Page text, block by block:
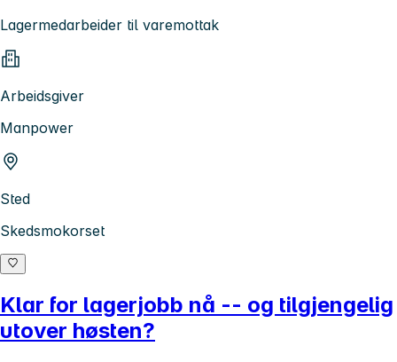
Lagermedarbeider til varemottak
Arbeidsgiver
Manpower
Sted
Skedsmokorset
Klar for lagerjobb nå -- og tilgjengelig
utover høsten?